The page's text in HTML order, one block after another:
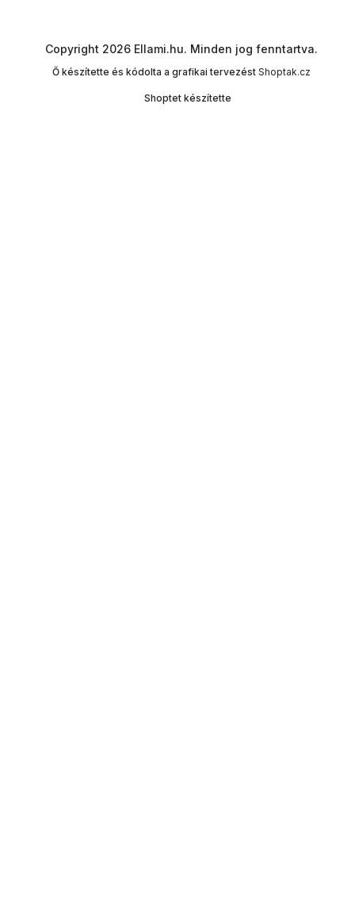
Shoptet készítette
Copyright 2026 Ellami.hu. Minden jog fenntartva.
Ő készítette és kódolta a grafikai tervezést Shoptak.cz